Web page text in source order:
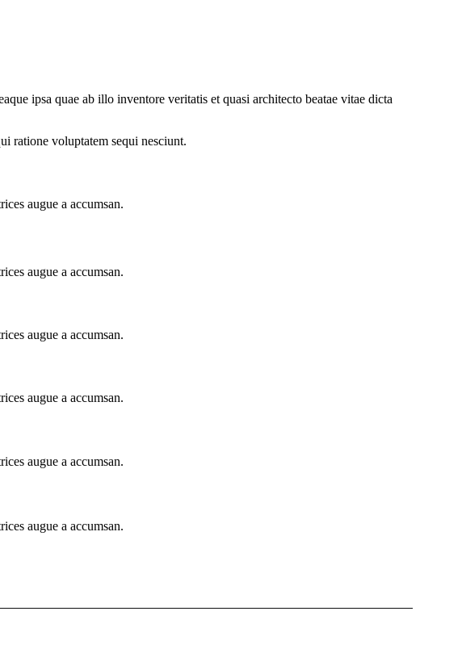
ipsa quae ab illo inventore veritatis et quasi architecto beatae vitae dicta
ratione voluptatem sequi nesciunt.
augue a accumsan.
augue a accumsan.
augue a accumsan.
augue a accumsan.
augue a accumsan.
augue a accumsan.